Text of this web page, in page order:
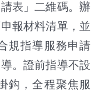
表」二維碼。辦
報材料清單，並
規指導服務申請
。證前指導不設
鈎，全程聚焦服